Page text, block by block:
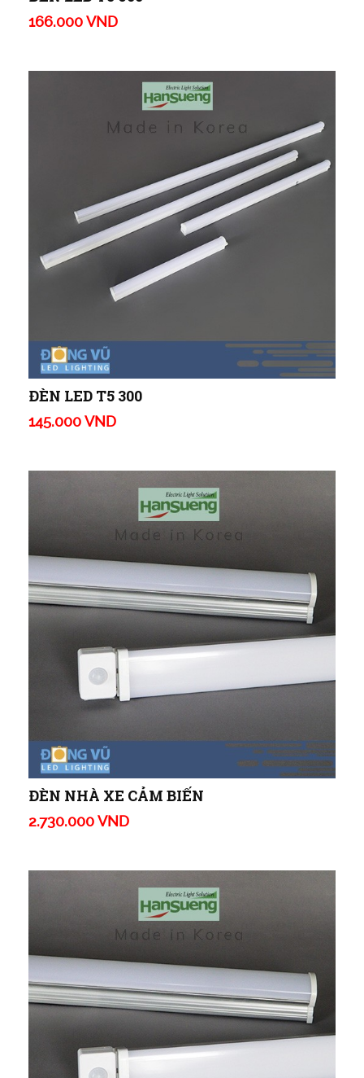
166.000 VND
ĐÈN LED T5 300
145.000 VND
ĐÈN NHÀ XE CẢM BIẾN
2.730.000 VND